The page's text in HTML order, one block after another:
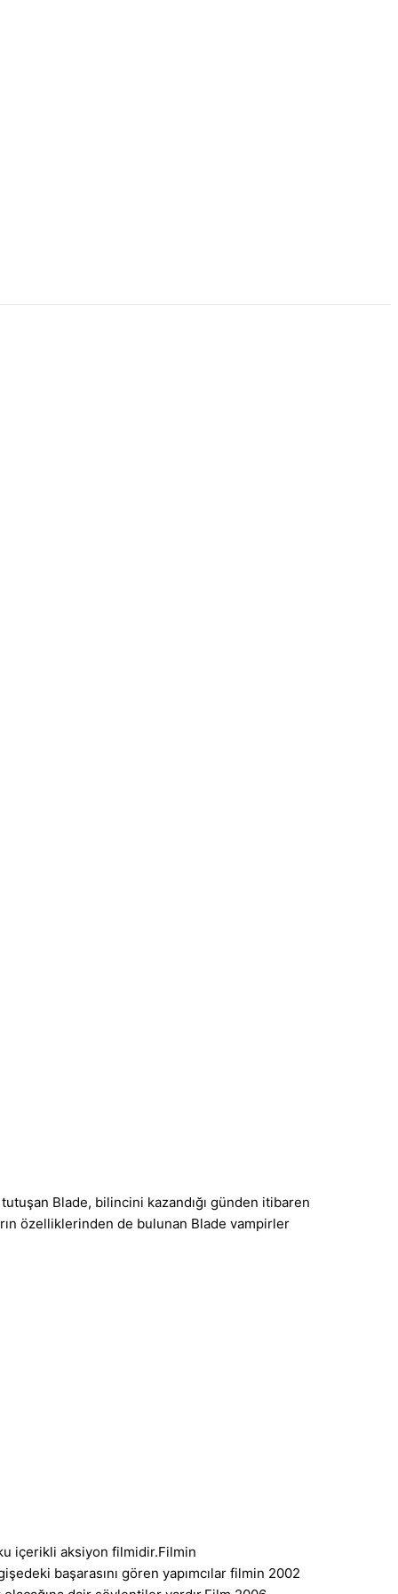
Blade, bilincini kazandığı günden itibaren
özelliklerinden de bulunan Blade vampirler
içerikli aksiyon filmidir.Filmin
başarasını gören yapımcılar filmin 2002